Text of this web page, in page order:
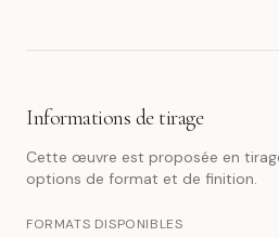
Informations de tirage
Cette œuvre est proposée en
options de format et de finition.
FORMATS DISPONIBLES